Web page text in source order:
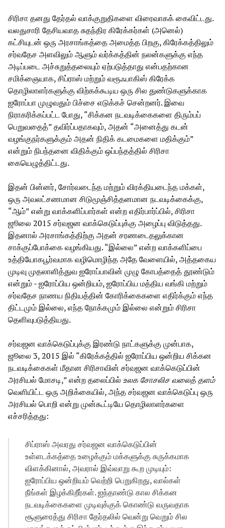
சிரிசா தனது தேர்தல் வாக்குறுதிகளை விரைவாகக் கைவிட்டது.
வலதுசாரி தேசியவாத சுதந்திர கிரேக்கர்கள் (அனெல்)
கட்சியுடன் ஒரு அரசாங்கத்தை அமைத்த பிறகு, கிரேக்கத்திலும்
சர்வதேச அளவிலும் ஆளும் வர்க்கத்தின் நலன்களுக்கு எந்த
அடிப்படை அச்சுறுத்தலையும் ஏற்படுத்தாது என்பதற்கான
சமிக்ஞையாக, சிப்ராஸ் மற்றும் வரூஃபாகிஸ் கிரேக்க
தொழிலாளர்களுக்கு விற்கக்கூடிய ஒரு சில துண்டுகளுக்காக
ஐரோப்பா முழுவதும் பிச்சை எடுக்கச் சென்றனர். இவை
நிராகரிக்கப்பட்ட போது, “சிக்கன நடவடிக்கைகளை திரும்பப்
பெறுவதைத்” தவிர்ப்பதாகவும், அதன் “அனைத்து கடன்
வழங்குநர்களுக்கும் அதன் நிதிக் கடமைகளை மதிக்கும்”
என்றும் நிபந்தனை விதிக்கும் ஒப்பந்தத்தில் சிரிசா
கையெழுத்திட்டது.
இதன் பின்னர், சோர்வடைந்த மற்றும் விரக்தியடைந்த மக்கள்,
ஒரு அவலட்சணமான சிடுமூஞ்சித்தனமான நடவடிக்கைக்கு,
“ஆம்” என்று வாக்களிப்பார்கள் என்ற எதிர்பார்ப்பில், சிரிசா
ஜூலை 2015 சர்வஜன வாக்கெடுப்புக்கு அழைப்பு விடுத்தது.
இதனால் அரசாங்கத்திற்கு அதன் சரணடைதலுக்கான
சாக்குப்போக்கை வழங்கியது. “இல்லை” என்ற வாக்களிப்பை
உத்தியோகபூர்வமாக வழிமொழிந்த அதே வேளையில், அத்தகைய
முடிவு முதலாளித்துவ ஐரோப்பாவின் முழு கோபத்தைத் தூண்டும்
என்றும் - ஐரோப்பிய ஒன்றியம், ஐரோப்பிய மத்திய வங்கி மற்றும்
சர்வதேச நாணய நிதியத்தின் கோரிக்கைகளை எதிர்க்கும் எந்த
திட்டமும் இல்லை, எந்த நோக்கமும் இல்லை என்றும் சிரிசா
தெளிவுபடுத்தியது.
சர்வஜன வாக்கெடுப்புக்கு இரண்டு நாட்களுக்கு முன்பாக,
ஜூலை 3, 2015 இல் “கிரேக்கத்தில் ஐரோப்பிய ஒன்றிய சிக்கன
நடவடிக்கைகள் மீதான சிரிசாவின் சர்வஜன வாக்கெடுப்பின்
அரசியல் மோசடி,” என்ற தலைப்பில் உலக சோசலிச வலைத் தளம்
வெளியிட்ட ஒரு அறிக்கையில், அந்த சர்வஜன வாக்கெடுப்பு ஒரு
அரசியல் பொறி என்று முன்கூட்டியே தொழிலாளர்களை
எச்சரித்தது:
சிப்ராஸ் அவரது சர்வஜன வாக்கெடுப்பின்
உள்ளடக்கத்தை உழைக்கும் மக்களுக்கு சுருக்கமாக
விளக்கினால், அவரால் இவ்வாறு கூற முடியும்:
ஐரோப்பிய ஒன்றியம் வெற்றி பெறுகிறது, வால்கள்
நீங்கள் இழக்கிறீர்கள். ஐந்தாண்டு கால சிக்கன
நடவடிக்கைகளை முடிவுக்குக் கொண்டு வருவதாக
சூளுரைத்து சிரிசா தேர்தலில் வென்று வெறும் சில